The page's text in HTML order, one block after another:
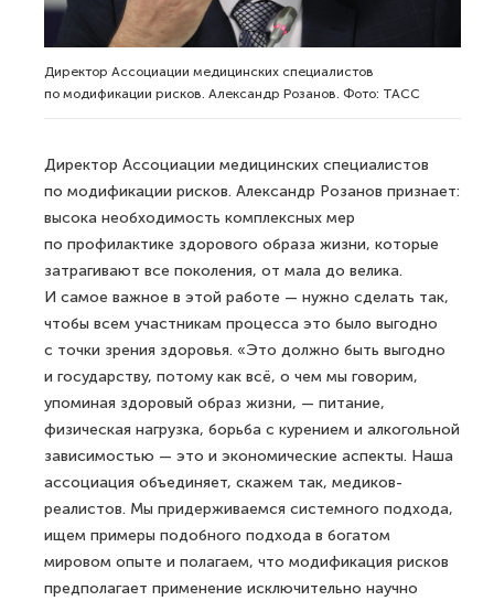
Директор Ассоциации медицинских специалистов
по модификации рисков. Александр Розанов. Фото: ТАСС
Директор Ассоциации медицинских специалистов
по модификации рисков. Александр Розанов признает:
высока необходимость комплексных мер
по профилактике здорового образа жизни, которые
затрагивают все поколения, от мала до велика.
И самое важное в этой работе — нужно сделать так,
чтобы всем участникам процесса это было выгодно
с точки зрения здоровья. «Это должно быть выгодно
и государству, потому как всё, о чем мы говорим,
упоминая здоровый образ жизни, — питание,
физическая нагрузка, борьба с курением и алкогольной
зависимостью — это и экономические аспекты. Наша
ассоциация объединяет, скажем так, медиков-
реалистов. Мы придерживаемся системного подхода,
ищем примеры подобного подхода в богатом
мировом опыте и полагаем, что модификация рисков
предполагает применение исключительно научно